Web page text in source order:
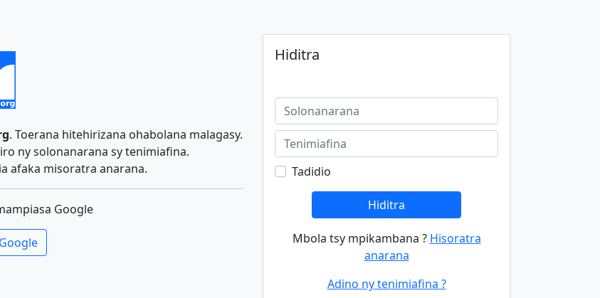
. Toerana hitehirizana ohabolana malagasy.
ny solonanarana sy tenimiafina.
afaka misoratra anarana.
Google
Hiditra
Tadidio
Hiditra
Mbola tsy mpikambana ? Hisoratra
anarana
Adino ny tenimiafina ?